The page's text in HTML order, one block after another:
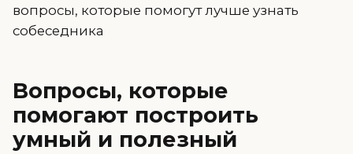
вопросы, которые помогут лучше узнать
собеседника
Вопросы, которые
помогают построить
умный и полезный